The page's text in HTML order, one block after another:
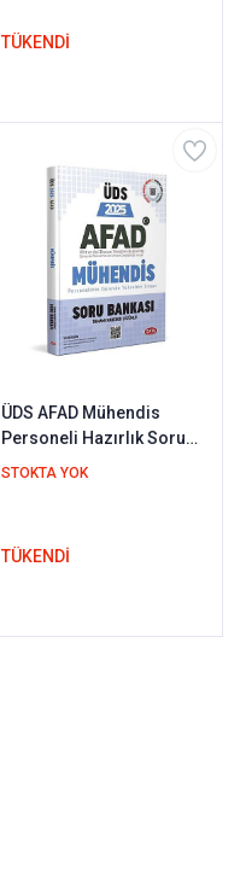
TÜKENDİ
ÜDS AFAD Mühendis
Personeli Hazırlık Soru
Bankası Data Yayınları
STOKTA YOK
TÜKENDİ